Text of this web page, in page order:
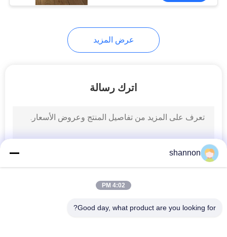
عرض المزيد
اترك رسالة
shannon
4:02 PM
Good day, what product are you looking for?